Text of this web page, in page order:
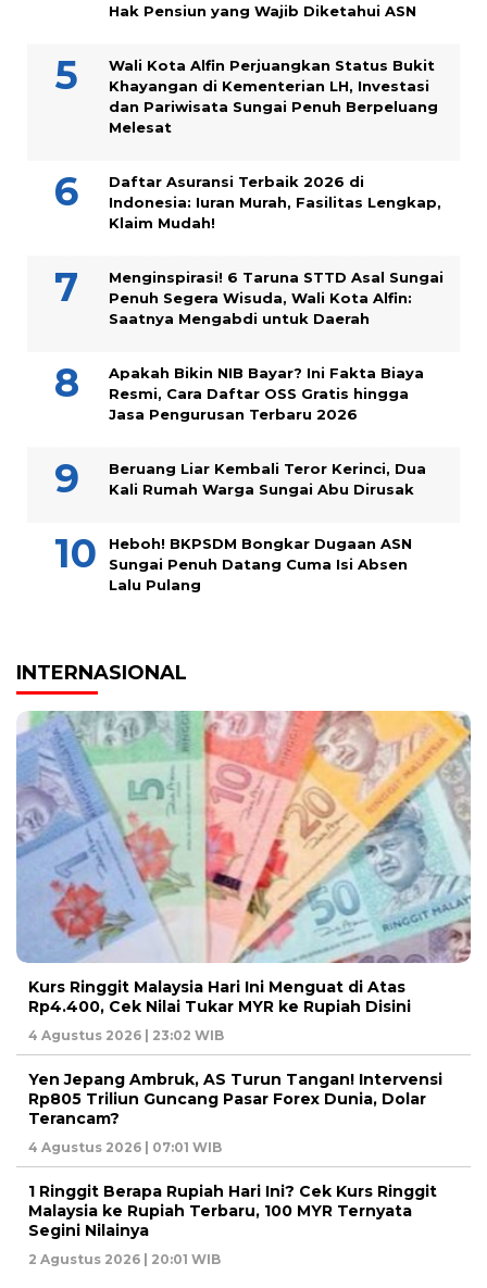
Hak Pensiun yang Wajib Diketahui ASN
Wali Kota Alfin Perjuangkan Status Bukit
Khayangan di Kementerian LH, Investasi
dan Pariwisata Sungai Penuh Berpeluang
Melesat
Daftar Asuransi Terbaik 2026 di
Indonesia: Iuran Murah, Fasilitas Lengkap,
Klaim Mudah!
Menginspirasi! 6 Taruna STTD Asal Sungai
Penuh Segera Wisuda, Wali Kota Alfin:
Saatnya Mengabdi untuk Daerah
Apakah Bikin NIB Bayar? Ini Fakta Biaya
Resmi, Cara Daftar OSS Gratis hingga
Jasa Pengurusan Terbaru 2026
Beruang Liar Kembali Teror Kerinci, Dua
Kali Rumah Warga Sungai Abu Dirusak
Heboh! BKPSDM Bongkar Dugaan ASN
Sungai Penuh Datang Cuma Isi Absen
Lalu Pulang
INTERNASIONAL
Kurs Ringgit Malaysia Hari Ini Menguat di Atas
Rp4.400, Cek Nilai Tukar MYR ke Rupiah Disini
4 Agustus 2026 | 23:02 WIB
Yen Jepang Ambruk, AS Turun Tangan! Intervensi
Rp805 Triliun Guncang Pasar Forex Dunia, Dolar
Terancam?
4 Agustus 2026 | 07:01 WIB
1 Ringgit Berapa Rupiah Hari Ini? Cek Kurs Ringgit
Malaysia ke Rupiah Terbaru, 100 MYR Ternyata
Segini Nilainya
2 Agustus 2026 | 20:01 WIB